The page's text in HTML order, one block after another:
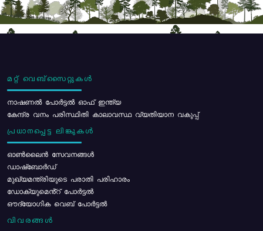
മറ്റ് വെബ്സൈറ്റുകൾ
നാഷണൽ പോർട്ടൽ ഓഫ് ഇന്ത്യ
കേന്ദ്ര വനം പരിസ്ഥിതി കാലാവസ്ഥ വ്യതിയാന വകുപ്പ്
പ്രധാനപ്പെട്ട ലിങ്കുകൾ
ഓൺലൈൻ സേവനങ്ങൾ
ഡാഷ്ബോർഡ്
മുഖ്യമന്ത്രിയുടെ പരാതി പരിഹാരം
ഡോക്യുമെൻ്റ് പോർട്ടൽ
ഔദ്യോഗിക വെബ് പോർട്ടൽ
വിവരങ്ങൾ